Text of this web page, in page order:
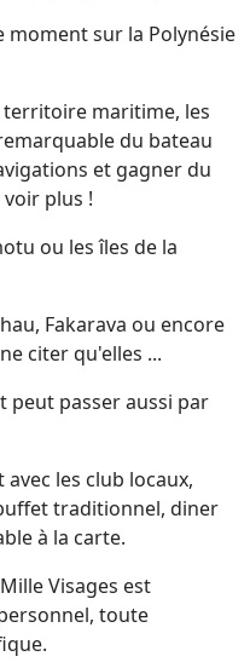
moment sur la Polynésie
territoire maritime, les
du bateau
et gagner du
plus !
ou les îles de la
Fakarava ou encore
citer qu'elles ...
passer aussi par
les club locaux,
traditionnel, diner
à la carte.
Visages est
toute